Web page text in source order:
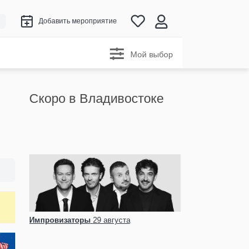
Добавить мероприятие
Мой выбор
Скоро в Владивостоке
Импровизаторы 29 августа